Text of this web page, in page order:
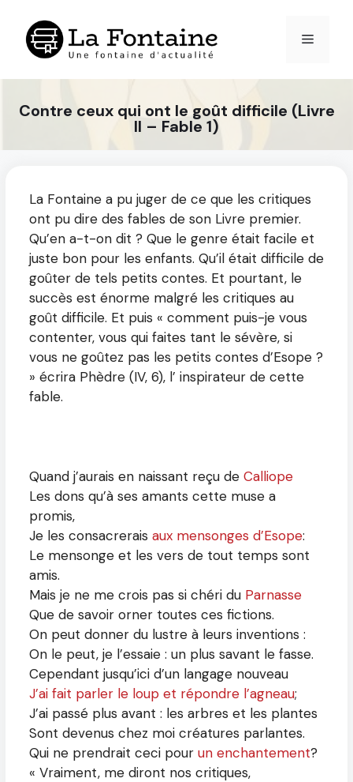
contenu
Menu
Contre ceux qui ont le goût difficile (Livre
II – Fable 1)
La Fontaine a pu juger de ce que les critiques
ont pu dire des fables de son Livre premier.
Qu’en a-t-on dit ? Que le genre était facile et
juste bon pour les enfants. Qu’il était difficile de
goûter de tels petits contes. Et pourtant, le
succès est énorme malgré les critiques au
goût difficile. Et puis « comment puis-je vous
contenter, vous qui faites tant le sévère, si
vous ne goûtez pas les petits contes d’Esope ?
» écrira Phèdre (IV, 6), l’ inspirateur de cette
fable.
Quand j’aurais en naissant reçu de Calliope
Les dons qu’à ses amants cette muse a
promis,
Je les consacrerais aux mensonges d’Esope:
Le mensonge et les vers de tout temps sont
amis.
Mais je ne me crois pas si chéri du Parnasse
Que de savoir orner toutes ces fictions.
On peut donner du lustre à leurs inventions :
On le peut, je l’essaie : un plus savant le fasse.
Cependant jusqu’ici d’un langage nouveau
J’ai fait parler le loup et répondre l’agneau;
J’ai passé plus avant : les arbres et les plantes
Sont devenus chez moi créatures parlantes.
Qui ne prendrait ceci pour un enchantement?
« Vraiment, me diront nos critiques,